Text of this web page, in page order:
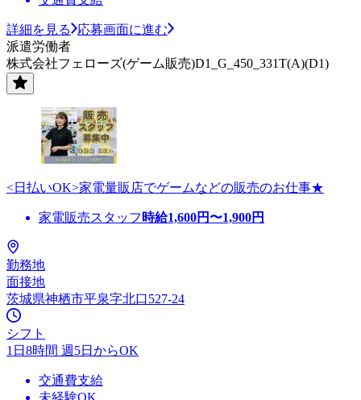
詳細を見る
応募画面に進む
派遣労働者
株式会社フェローズ(ゲーム販売)D1_G_450_331T(A)(D1)
<日払いOK>家電量販店でゲームなどの販売のお仕事★
家電販売スタッフ 時給1,600円〜1,900円
勤務地
面接地
茨城県神栖市平泉字北口527-24
シフト
1日8時間 週5日からOK
交通費支給
未経験OK